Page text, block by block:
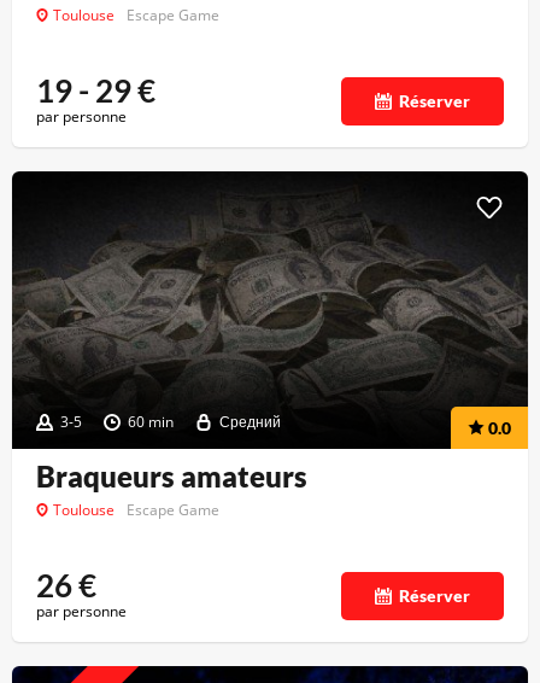
Toulouse Escape Game
19 - 29€
par personne
Réserver
3-5 60 min Средний 0.0
Braqueurs amateurs
Toulouse Escape Game
26€
par personne
Réserver